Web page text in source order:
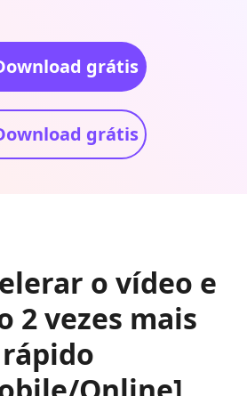
grátis
grátis
o vídeo e
2 vezes mais
rápido